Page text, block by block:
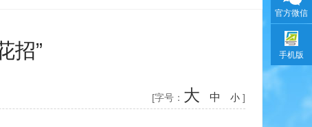
官方微信
手机版
招”
[字号： 大 中 小 ]